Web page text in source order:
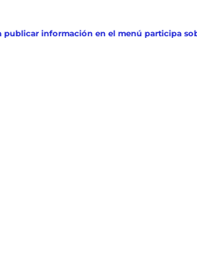
información en el menú participa